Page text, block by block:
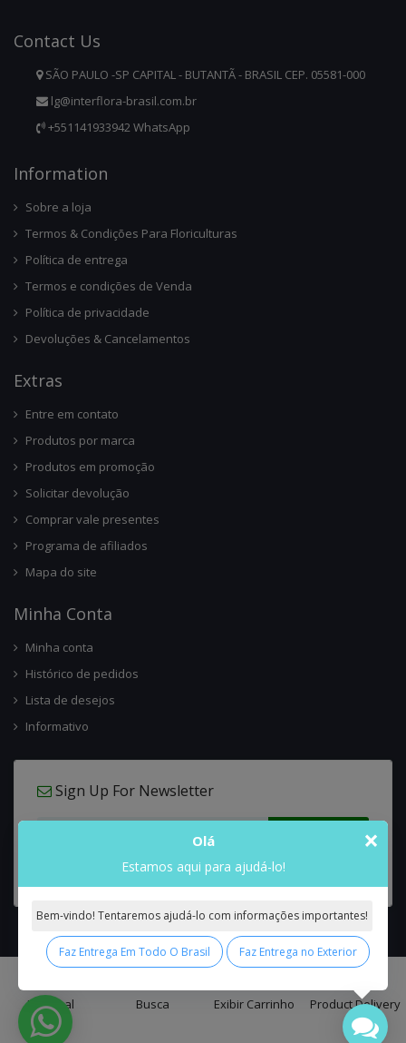
Principal Busca Exibir Carrinho Product Delivery
Contact Us
SÃO PAULO -SP CAPITAL - BUTANTÃ - BRASIL CEP. 05581-000
lg@interflora-brasil.com.br
+551141933942 WhatsApp
InforMation
Sobre a loja
Termos & Condições Para Floriculturas
Política de entrega
Termos e condições de Venda
Política de privacidade
Devoluções & Cancelamentos
ExtRas
Entre em contato
Produtos por marca
Produtos em promoção
Solicitar devolução
Comprar vale presentes
Programa de afiliados
Mapa do site
Minha Conta
Minha conta
Histórico de pedidos
Lista de desejos
Informativo
Sign Up For Newsletter
Interflora Brasil Intercambio Floral Nacional e Internacional© 2026 All
Rights Reserved.
×
Olá
Estamos aqui para ajudá-lo!
Bem-vindo! Tentaremos ajudá-lo com informações importantes!
Faz Entrega Em Todo O Brasil Faz Entrega no Exterior